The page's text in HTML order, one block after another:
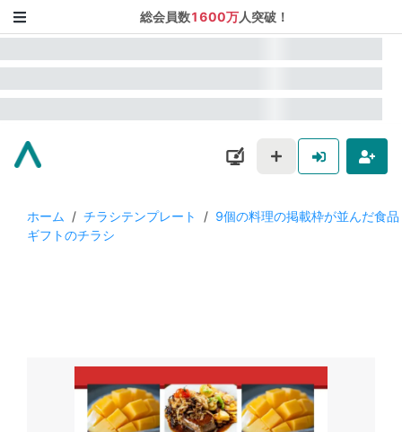
総会員数1600万人突破！
ホーム / チラシテンプレート / 9個の料理の掲載枠が並んだ食品
ギフトのチラシ